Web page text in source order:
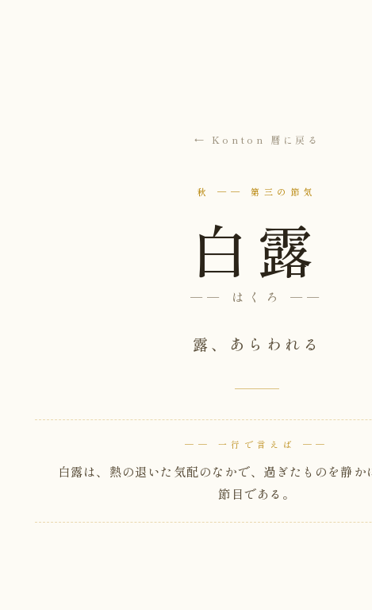
← Konton 暦に戻る
秋 ── 第三の節気
白露
── はくろ ──
露、あらわれる
── 一行で言えば ──
白露は、熱の退いた気配のなかで、過ぎたものを静か
節目である。